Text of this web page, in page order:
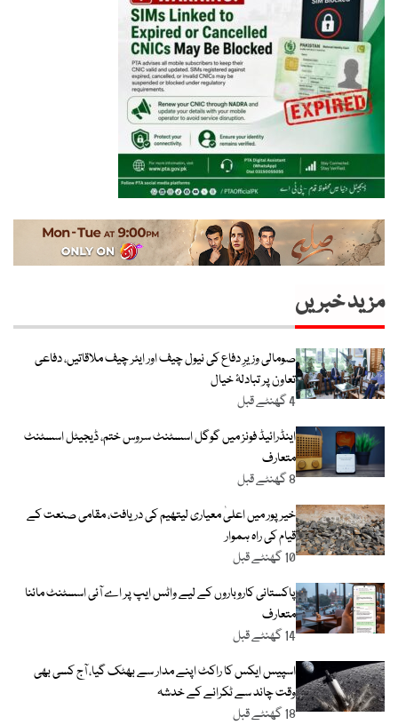
مزید خبریں
صومالی وزیرِ دفاع کی نیول چیف اور ایئر چیف ملاقاتیں، دفاعی
تعاون پر تبادلۂ خیال
4 گھنٹے قبل
اینڈرائیڈ فونز میں گوگل اسسٹنٹ سروس ختم، ڈیجیٹل اسسٹنٹ
متعارف
8 گھنٹے قبل
خیرپور میں اعلیٰ معیاری لیتھیم کی دریافت، مقامی صنعت کے
قیام کی راہ ہموار
10 گھنٹے قبل
پاکستانی کاروباروں کے لیے واٹس ایپ پر اے آئی اسسٹنٹ مائنا
متعارف
14 گھنٹے قبل
اسپیس ایکس کا راکٹ اپنے مدار سے بھٹک گیا، آج کسی بھی
وقت چاند سے ٹکرانے کے خدشہ
18 گھنٹے قبل